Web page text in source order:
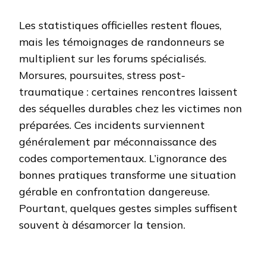
Les statistiques officielles restent floues,
mais les témoignages de randonneurs se
multiplient sur les forums spécialisés.
Morsures, poursuites, stress post-
traumatique : certaines rencontres laissent
des séquelles durables chez les victimes non
préparées. Ces incidents surviennent
généralement par méconnaissance des
codes comportementaux. L’ignorance des
bonnes pratiques transforme une situation
gérable en confrontation dangereuse.
Pourtant, quelques gestes simples suffisent
souvent à désamorcer la tension.